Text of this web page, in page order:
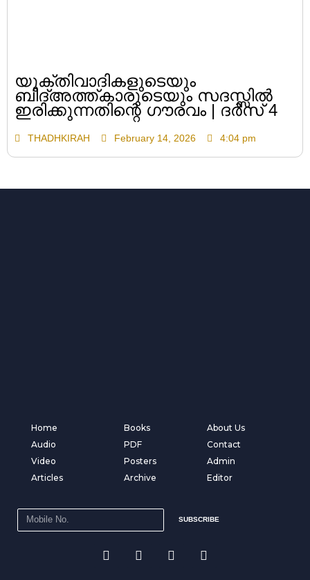
യുക്തിവാദികളുടെയും
ബിദ്അത്ത്കാരുടെയും സദസ്സിൽ
ഇരിക്കുന്നതിന്റെ ഗൗരവം | ദർസ് 4
THADHKIRAH February 14, 2026 4:04 pm
Home
Audio
Video
Articles
Books
PDF
Posters
Archive
About Us
Contact
Admin
Editor
SUBSCRIBE